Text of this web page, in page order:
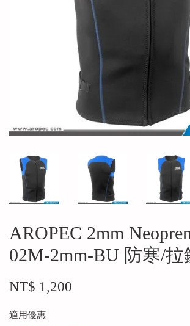
AROPEC 2mm
02M-2mm-BU 防寒/拉
NT$ 1,200
適用優惠